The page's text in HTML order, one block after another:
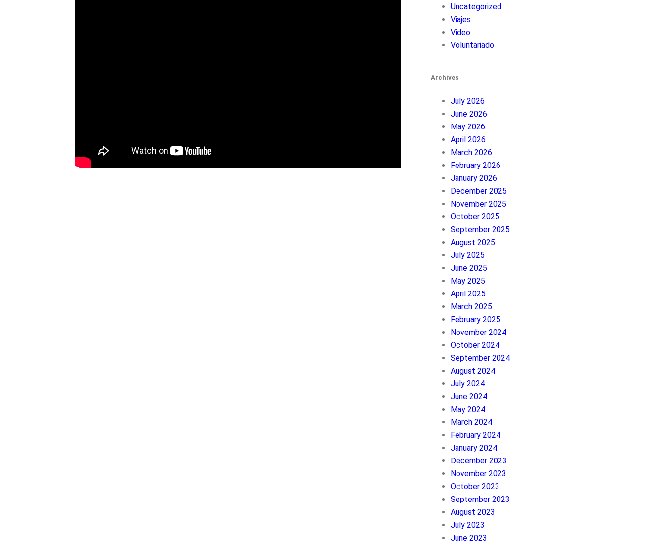
Uncategorized
Viajes
Video
Voluntariado
Archives
July 2026
June 2026
May 2026
April 2026
March 2026
February 2026
January 2026
December 2025
November 2025
October 2025
September 2025
August 2025
July 2025
June 2025
May 2025
April 2025
March 2025
February 2025
November 2024
October 2024
September 2024
August 2024
July 2024
June 2024
May 2024
March 2024
February 2024
January 2024
December 2023
November 2023
October 2023
September 2023
August 2023
July 2023
June 2023